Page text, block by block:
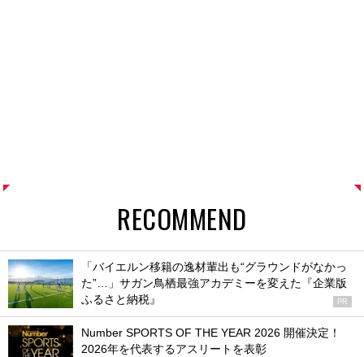
RECOMMEND
「バイエルン移籍の逸材輩出も“グラウンドがなかっ
た”…」サガン鳥栖最強アカデミーを変えた『企業版
ふるさと納税』
PR
Number SPORTS OF THE YEAR 2026 開催決定！
2026年を代表するアスリートを表彰